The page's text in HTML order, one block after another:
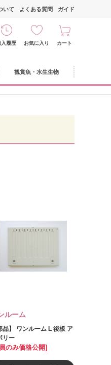
いて よくある質問 ガイド
入履歴 お気に入り カート
観賞魚・水生生物
ルーム
品】 ワンルーム L 後板 ア
リー
のみ価格公開]